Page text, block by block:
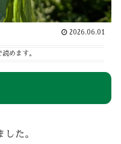
2026.06.01
読めます。
た。